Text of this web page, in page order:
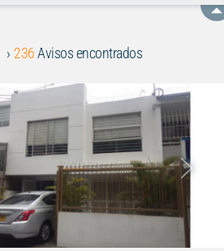
236Avisos encontrados